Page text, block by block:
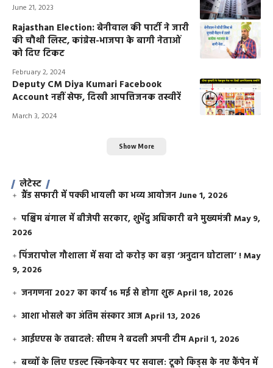
June 21, 2023
Rajasthan Election: बेनीवाल की पार्टी ने जारी
की चौथी लिस्ट, कांग्रेस-भाजपा के बागी नेताओं
को दिए टिकट
February 2, 2024
Deputy CM Diya Kumari Facebook
Account नहीं सेफ, दिखी आपत्तिजनक तस्वीरें
March 3, 2024
Show More
लेटेस्ट
ग्रैंड सफारी में पक्की भायली का भव्य आयोजन June 1, 2026
पश्चिम बंगाल में बीजेपी सरकार, शुभेंदु अधिकारी बने मुख्यमंत्रीMay 9,
2026
​पिंजरापोल गौशाला में सवा दो करोड़ का बड़ा ‘अनुदान घोटाला’ !May
9, 2026
जनगणना 2027 का कार्य 16 मई से होगा शुरूApril 18, 2026
आशा भोसले का अंतिम संस्कार आजApril 13, 2026
आईएएस के तबादले: सीएम ने बदली अपनी टीमApril 1, 2026
बच्चों के लिए एडल्ट स्किनकेयर पर सवाल: टूको किड्स के नए कैंपेन में